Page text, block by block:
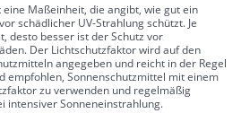
eine Maßeinheit, die angibt, wie gut ein
schädlicher UV-Strahlung schützt. Je
desto besser ist der Schutz vor
Der Lichtschutzfaktor wird auf den
angegeben und reicht in der Regel
empfohlen, Sonnenschutzmittel mit einem
zu verwenden und regelmäßig
intensiver Sonneneinstrahlung.